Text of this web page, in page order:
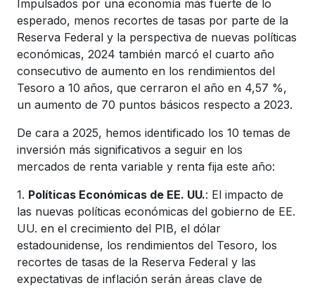
Impulsados por una economía más fuerte de lo
esperado, menos recortes de tasas por parte de la
Reserva Federal y la perspectiva de nuevas políticas
económicas, 2024 también marcó el cuarto año
consecutivo de aumento en los rendimientos del
Tesoro a 10 años, que cerraron el año en 4,57 %,
un aumento de 70 puntos básicos respecto a 2023.
De cara a 2025, hemos identificado los 10 temas de
inversión más significativos a seguir en los
mercados de renta variable y renta fija este año:
1. Políticas Económicas de EE. UU.: El impacto de
las nuevas políticas económicas del gobierno de EE.
UU. en el crecimiento del PIB, el dólar
estadounidense, los rendimientos del Tesoro, los
recortes de tasas de la Reserva Federal y las
expectativas de inflación serán áreas clave de